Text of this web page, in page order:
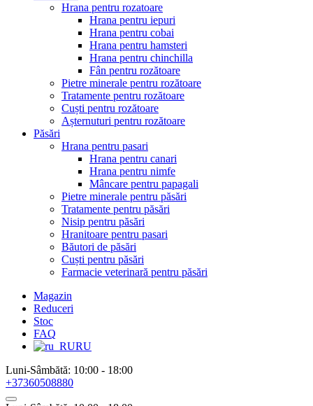
Hrana pentru rozatoare
Hrana pentru iepuri
Hrana pentru cobai
Hrana pentru hamsteri
Hrana pentru chinchilla
Fân pentru rozătoare
Pietre minerale pentru rozătoare
Tratamente pentru rozătoare
Cuști pentru rozătoare
Așternuturi pentru rozătoare
Păsări
Hrana pentru pasari
Hrana pentru canari
Hrana pentru nimfe
Mâncare pentru papagali
Pietre minerale pentru păsări
Tratamente pentru păsări
Nisip pentru păsări
Hranitoare pentru pasari
Băutori de păsări
Cuști pentru păsări
Farmacie veterinară pentru păsări
Magazin
Reduceri
Stoc
FAQ
RU
Luni-Sâmbătă: 10:00 - 18:00
+37360508880